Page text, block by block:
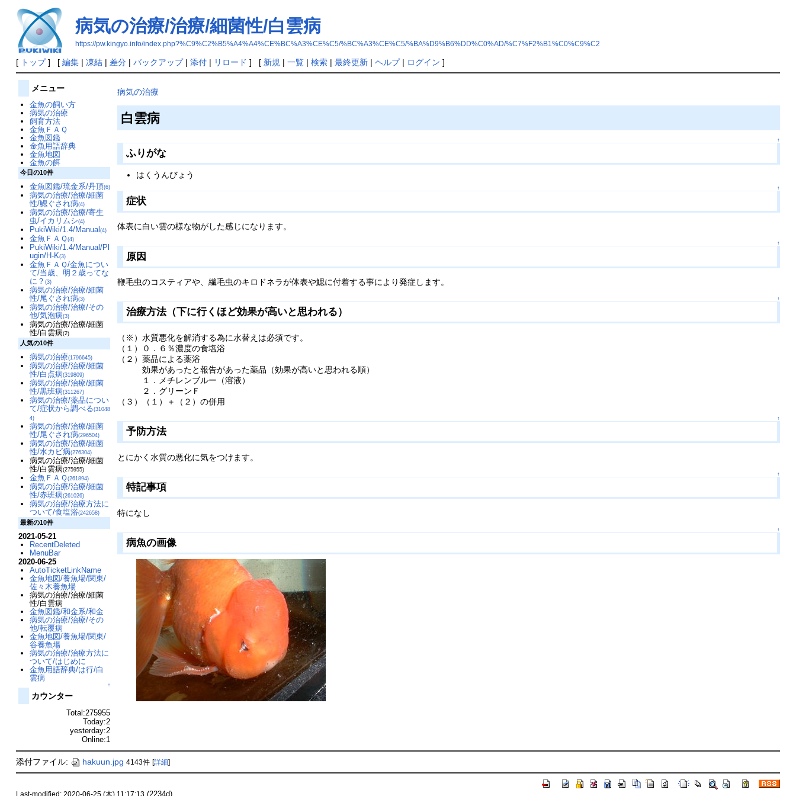
病気の治療/治療/細菌性/白雲病
https://pw.kingyo.info/index.php?%C9%C2%B5%A4%A4%CE%BC%A3%CE%C5/%BC%A3%CE%C5/%BA%D9%B6%DD%C0%AD/%C7%F2%B1%C0%C9%C2
[ トップ] [ 編集| 凍結| 差分| バックアップ| 添付| リロード ] [ 新規 | 一覧| 検索| 最終更新| ヘルプ| ログイン ]
病気の治療
白雲病
↑
ふりがな
はくうんびょう
↑
症状
体表に白い雲の様な物がした感じになります。
↑
原因
鞭毛虫のコスティアや、繊毛虫のキロドネラが体表や鰓に付着する事により発症します。
↑
治療方法（下に行くほど効果が高いと思われる）
（※）水質悪化を解消する為に水替えは必須です。
（１）０．６％濃度の食塩浴
（２）薬品による薬浴
効果があったと報告があった薬品（効果が高いと思われる順）
１．メチレンブルー（溶液）
２．グリーンＦ
（３）（１）＋（２）の併用
↑
予防方法
とにかく水質の悪化に気をつけます。
↑
特記事項
特になし
↑
病魚の画像
メニュー
金魚の飼い方
病気の治療
飼育方法
金魚ＦＡＱ
金魚図鑑
金魚用語辞典
金魚地図
金魚の餌
今日の10件
金魚図鑑/琉金系/丹頂(6)
病気の治療/治療/細菌
性/鰓ぐされ病(4)
病気の治療/治療/寄生
虫/イカリムシ(4)
PukiWiki/1.4/Manual(4)
金魚ＦＡＱ(4)
PukiWiki/1.4/Manual/Pl
ugin/H-K(3)
金魚ＦＡＱ/金魚につい
て/当歳、明２歳ってな
に？(3)
病気の治療/治療/細菌
性/尾ぐされ病(3)
病気の治療/治療/その
他/気泡病(3)
病気の治療/治療/細菌
性/白雲病(2)
人気の10件
病気の治療(1796645)
病気の治療/治療/細菌
性/白点病(319809)
病気の治療/治療/細菌
性/黒班病(311267)
病気の治療/薬品につい
て/症状から調べる(31048
4)
病気の治療/治療/細菌
性/尾ぐされ病(296504)
病気の治療/治療/細菌
性/水カビ病(276304)
病気の治療/治療/細菌
性/白雲病(275955)
金魚ＦＡＱ(261894)
病気の治療/治療/細菌
性/赤班病(261026)
病気の治療/治療方法に
ついて/食塩浴(242658)
最新の10件
2021-05-21
RecentDeleted
MenuBar
2020-06-25
AutoTicketLinkName
金魚地図/養魚場/関東/
佐々木養魚場
病気の治療/治療/細菌
性/白雲病
金魚図鑑/和金系/和金
病気の治療/治療/その
他/転覆病
金魚地図/養魚場/関東/
谷養魚場
病気の治療/治療方法に
ついて/はじめに
金魚用語辞典/は行/白
雲病
↑
カウンター
Total:275955
Today:2
yesterday:2
Online:1
添付ファイル: hakuun.jpg 4143件 [詳細]
Last-modified: 2020-06-25 (木) 11:17:13(2234d)